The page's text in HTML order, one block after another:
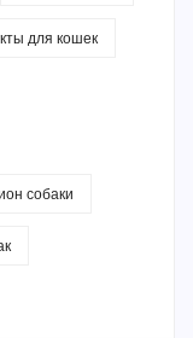
для кошек
собаки